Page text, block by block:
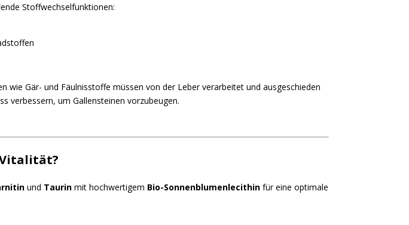
Stoffwechselfunktionen:
Gär- und Fäulnisstoffe müssen von der Leber verarbeitet und ausgeschieden
verbessern, um Gallensteinen vorzubeugen.
und Taurin mit hochwertigem Bio-Sonnenblumenlecithin für eine optimale